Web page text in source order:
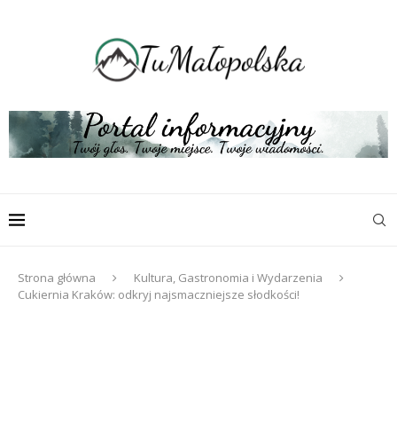
Strona główna
Kultura, Gastronomia i Wydarzenia
Cukiernia Kraków: odkryj najsmaczniejsze słodkości!